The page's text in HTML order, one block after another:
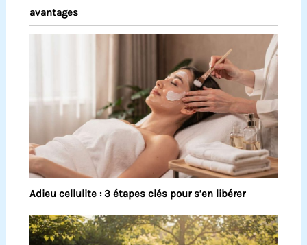
avantages
Adieu cellulite : 3 étapes clés pour s’en libérer